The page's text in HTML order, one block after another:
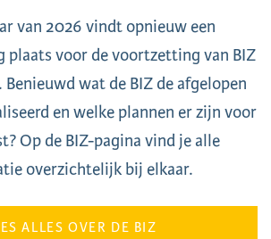
van 2026 vindt opnieuw een
plaats voor de voortzetting van BIZ
wat de BIZ de afgelopen
en welke plannen er zijn voor
Op de BIZ-pagina vind je alle
overzichtelijk bij elkaar.
ALLES OVER DE BIZ